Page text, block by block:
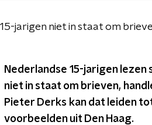
jarigen niet in staat om
Nederlandse 15-jarigen
niet in staat om brieven,
Pieter Derks kan dat leiden
voorbeelden uit Den Haag.